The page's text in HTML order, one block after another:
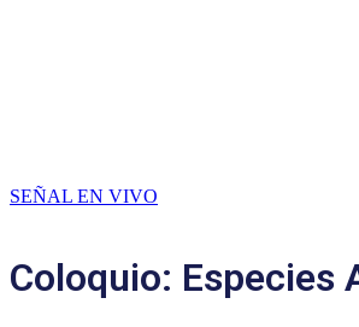
SEÑAL EN VIVO
Coloquio: Especies